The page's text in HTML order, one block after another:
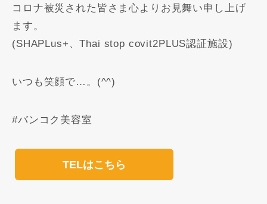
コロナ被災された皆さま心よりお見舞い申し上げ
ます。
(SHAPLus+、Thai stop covit2PLUS認証施設)
いつも笑顔で…。(^^)
#バンコク美容室
TELはこちら